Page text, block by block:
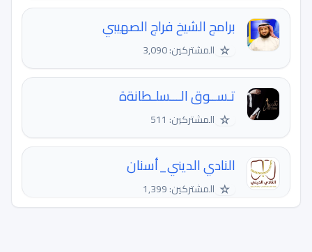
برامج الشيخ فراج الصهيبي
☆ المشتركين: 3,090
تـســوق الـــسلـطانةة
☆ المشتركين: 511
النادي الديني_أسنان
☆ المشتركين: 1,399